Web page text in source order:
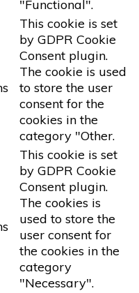
"Functional".
This cookie is set
by GDPR Cookie
Consent plugin.
The cookie is used
to store the user
consent for the
cookies in the
category "Other.
This cookie is set
by GDPR Cookie
Consent plugin.
The cookies is
used to store the
user consent for
the cookies in the
category
"Necessary".